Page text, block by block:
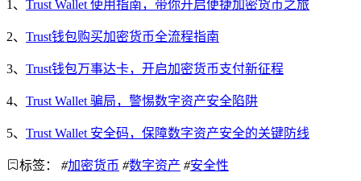
1、 Trust Wallet 使用指南，带你开启便捷加密货币之旅
2、 Trust钱包购买加密货币全流程指南
3、 Trust钱包万事达卡，开启加密货币支付新征程
4、 Trust Wallet 骗局，警惕数字资产安全陷阱
5、 Trust Wallet 安全码，保障数字资产安全的关键防线
标签： #加密货币 #数字资产 #安全性